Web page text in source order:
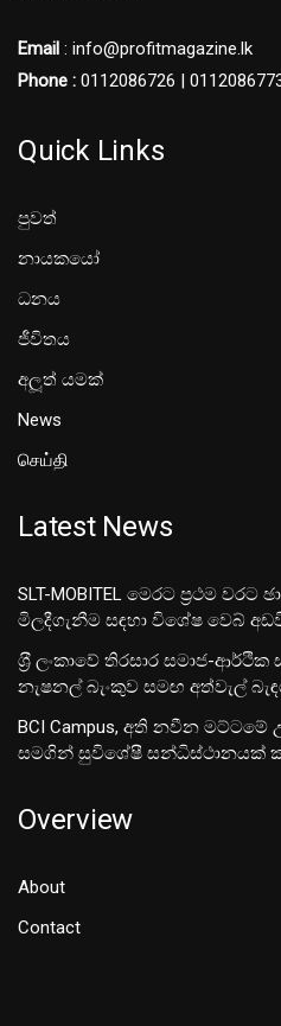
Email : info@profitmagazine.lk
Phone : 0112086726 |
Quick Links
පුවත්
නායකයෝ
ධනය
ජීවිතය
අලූත් යමක්
News
செய்தி
Latest News
SLT-MOBITEL මෙරට ප්‍රථම වරට
මිලදීගැනීම සඳහා විශේෂ වෙබ්
ශ‍්‍රී ලංකාවේ තිරසාර සමාජ-ආර්ථික
නැෂනල් බැංකුව සමඟ අත්වැල්
BCI Campus, අති නවීන
සමගින් සුවිශේෂී සන්ධිස්ථානයක්
Overview
About
Contact